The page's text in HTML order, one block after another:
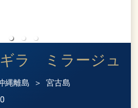
ラ ミラージュ
縄離島
宮古島